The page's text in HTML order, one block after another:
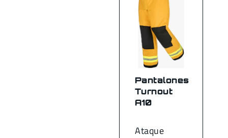
Ataque
Pantalones
Turnout
A10